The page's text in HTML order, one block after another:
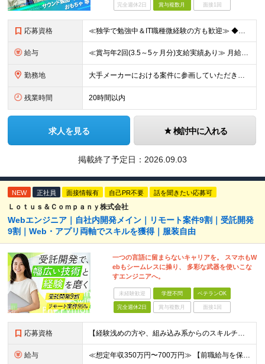
完全週休2日 賞与複数月 面接1回
応募資格 ≪独学で勉強中＆IT職種微経験の方も歓迎≫ ◆未経験OK ◆学歴不問 ＜こんな方を歓迎します＞ ・モノづくりが好き ・分解したり仕組みを考えたりするのが好き ・「なんで動くんだろう？」と考えてしまう
給与 ≪賞与年2回(3.5～5ヶ月分)支給実績あり≫ 月給26万円～＋賞与年2回＋交通費(月5万円まで)＋資格取得支援・手当あり＋時間外手当(100％支給) ※経験・知識・技術などを最大限考慮したうえで決
勤務地 大手メーカーにおける案件に参画していただきます！ 当社メンバーがメインとなっているチームに配属されるので、ご安心ください。 もちろん、希望もしっかりと考慮します。 ■東京本社、大阪事務所、および東京
残業時間 20時間以内
求人を見る 検討中に入れる
掲載終了予定日： 2026.09.03
NEW 正社員 面接情報有 自己PR不要 話を聞きたい応募可
Ｌｏｔｕｓ＆Ｃｏｍｐａｎｙ株式会社
Webエンジニア｜自社内開発メイン｜リモート案件9割｜受託開発
9割｜Web・アプリ両軸でスキルを獲得｜服装自由
一つの言語に留まらないキャリアを。 スマホもW
ebもシームレスに操り、 多彩な武器を使いこな
すエンジニアへ。
未経験歓迎 学歴不問 ベテランOK
完全週休2日 賞与複数月 面接1回
応募資格 【経験浅めの方や、組み込み系からのスキルチェンジ大歓迎！】 ■何かしらの開発経験をお持ちの方（言語不問） └テスター・ローコード開発のみや、 C言語での組み込み開発経験でも大歓迎です！ ■本社
給与 ≪想定年収350万円〜700万円≫ 【前職給与を保証・考慮】 ご経験やスキルに応じて優遇いたします！ ★経験が浅い方も前職の給与水準をしっかり考慮。面接にてご相談の上、納得のいく条件でスタートできま